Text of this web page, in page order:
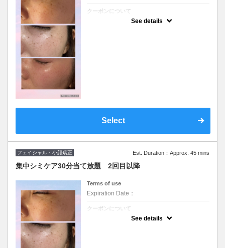
クーポンについて
See details
Select
フェイシャル・小顔矯正 Est. Duration：Approx. 45 mins
集中シミケア30分当て放題 2回目以降
Terms of use
Expiration Date：
クーポンについて
シミケアコース2回目以降
See details